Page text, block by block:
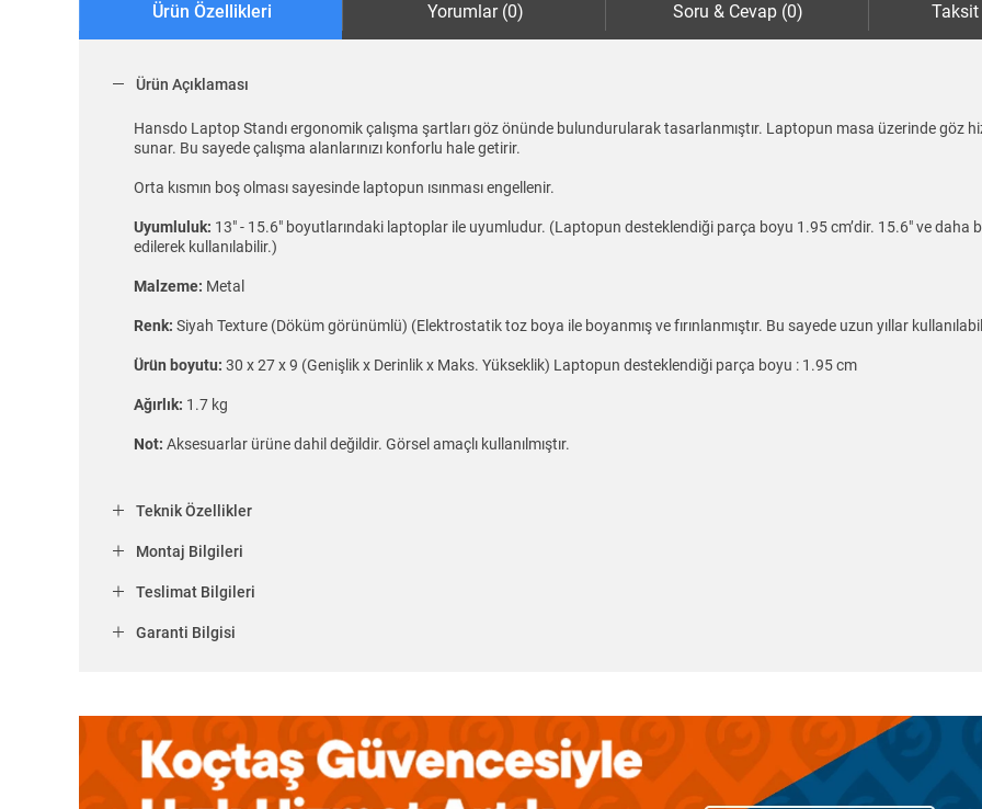
Ürün Özellikleri Yorumlar (0) Soru & Cevap (0) Taksit
Ürün Açıklaması
Hansdo Laptop Standı ergonomik çalışma şartları göz önünde bulundurularak tasarlanmıştır. Laptopun masa üzerinde göz
sunar. Bu sayede çalışma alanlarınızı konforlu hale getirir.
Orta kısmın boş olması sayesinde laptopun ısınması engellenir.
Uyumluluk: 13″ - 15.6″ boyutlarındaki laptoplar ile uyumludur. (Laptopun desteklendiği parça boyu 1.95 cm’dir. 15.6″ ve
edilerek kullanılabilir.)
Malzeme: Metal
Renk: Siyah Texture (Döküm görünümlü) (Elektrostatik toz boya ile boyanmış ve fırınlanmıştır. Bu sayede uzun yıllar
Ürün boyutu: 30 x 27 x 9 (Genişlik x Derinlik x Maks. Yükseklik) Laptopun desteklendiği parça boyu : 1.95 cm
Ağırlık: 1.7 kg
Not: Aksesuarlar ürüne dahil değildir. Görsel amaçlı kullanılmıştır.
Teknik Özellikler
Montaj Bilgileri
Teslimat Bilgileri
Garanti Bilgisi